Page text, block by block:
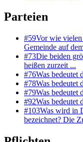
Parteien
#59Vor wie vielen
Gemeinde auf
#73Die beiden
heißen zurzeit ...
#76Was bedeutet
#78Was bedeutet
#79Was bedeutet
#92Was bedeutet
#103Was wird in
bezeichnet? Die